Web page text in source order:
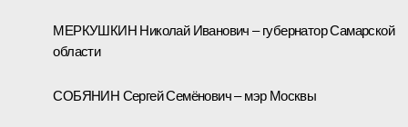
МЕРКУШКИН Николай Иванович – губернатор Самарской
области
СОБЯНИН Сергей Семёнович – мэр Москвы